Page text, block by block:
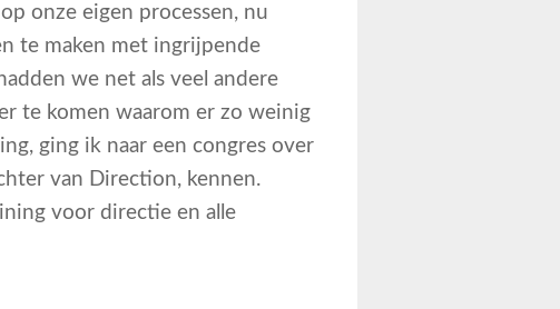
onze eigen processen, nu
te maken met ingrijpende
we net als veel andere
te komen waarom er zo weinig
ging ik naar een congres over
van Direction, kennen.
voor directie en alle